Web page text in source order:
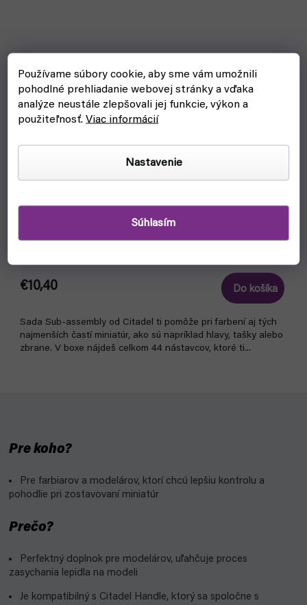
Používame súbory cookie, aby sme vám umožnili
pohodlné prehliadanie webovej stránky a vďaka
analýze neustále zlepšovali jej funkcie, výkon a
použiteľnosť.Viac informácií
Nastavenie
Súhlasím
Citadiel Sub-Assembly Holder
€10,40 Do košíka
Sada Sub-assembly od Citadel ti pomôže pri farbení aj tých
najmenších častí miniatúr, ako sú napríklad hlavy, tašky alebo
zbrane. V boxe nájdeš celkom 44 nástavcov, ktoré ti...
Pre koho?
Pre farbiarov a modelárov, ktorí chcú lepšiu kontrolu a
pohodlie pri zostavovaní miniatúr
Prečo?
Perfektný doplnok pre modelárov, uľahčuje proces
zasychania lepidla na modeli
Je kompatibilný s Citadel Handle, ktorý sa spoločne s